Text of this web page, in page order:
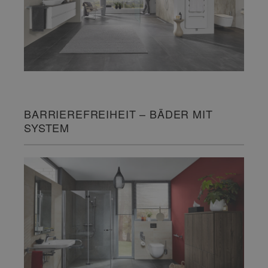
BARRIEREFREIHEIT – BÄDER MIT
SYSTEM